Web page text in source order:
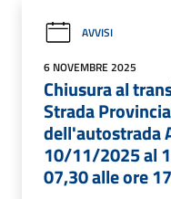
AVVISI
6 NOVEMBRE 2025
Chiusura al
Strada
dell'autostrada
10/11/2025 al
07,30 alle ore